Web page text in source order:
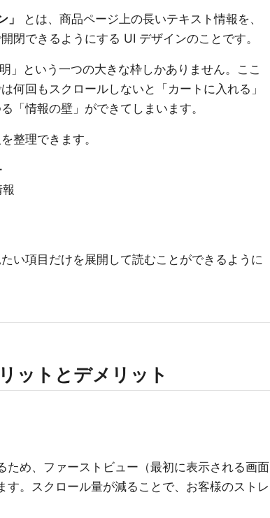
」
とは、商品ページ上の長いテキスト情報を、
閉できるようにする UI デザインのことです。
」という一つの大きな枠しかありません。ここ
何回もスクロールしないと「カートに入れる」
「情報の壁」ができてしまいます。
整理できます。
い項目だけを展開して読むことができるように
ットとデメリット
ため、ファーストビュー（最初に表示される画面
。スクロール量が減ることで、お客様のストレ